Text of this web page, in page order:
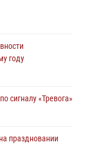
году
сигналу «Тревога»
праздновании